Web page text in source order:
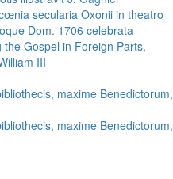
secularia Oxonii in theatro
Dom. 1706 celebrata
Gospel in Foreign Parts,
III
maxime Benedictorum,
maxime Benedictorum,